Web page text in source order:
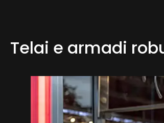
Telai e armadi